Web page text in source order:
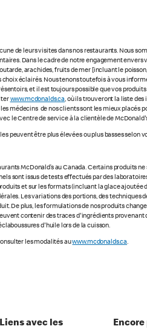
de leurs visites dans nos restaurants. Nous
Dans le cadre de notre engagement
arachides, fruits de mer [incluant le
éclairés. Nous tenons toutefois à vous
et il est toujours possible que vos
www.mcdonalds.ca, où ils trouveront la liste
médecins de nos clients sont les mieux
le Centre de service à la clientèle de
peuvent être plus élevées ou plus basses selon
McDonald’s au Canada. Certains produits
sont issus de tests effectués par des
et sur les formats (incluant la glace ajoutée
Les variations des portions, des techniques
De plus, les formulations de nos produits
contenir des traces d'ingrédients
d'huile lors de la cuisson.
les modalités auwww.mcdonalds.ca.
Liens avec les
Encore